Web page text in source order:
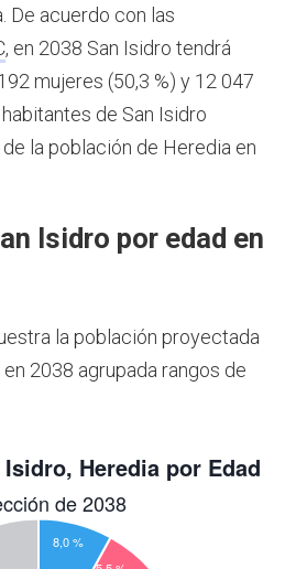
De acuerdo con las
, en 2038 San Isidro tendrá
mujeres (50,3 %) y 12 047
de San Isidro
la población de Heredia en
Isidro por edad en
la población proyectada
2038 agrupada rangos de